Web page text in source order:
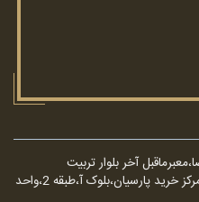
آخر بلوار تربیت
مربی،معبرآخر بلوار تعاون،پلاک 0،پاساژ مرکز خرید پارسیان،بلوک آ،طبقه 2،واحد